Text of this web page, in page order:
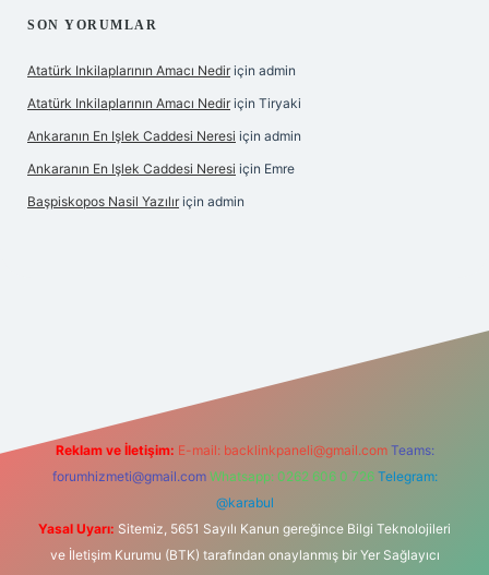
SON YORUMLAR
Atatürk Inkilaplarının Amacı Nedir için admin
Atatürk Inkilaplarının Amacı Nedir için Tiryaki
Ankaranın En Işlek Caddesi Neresi için admin
Ankaranın En Işlek Caddesi Neresi için Emre
Başpiskopos Nasil Yazılır için admin
Reklam ve İletişim: E-mail: backlinkpaneli@gmail.com Teams:
forumhizmeti@gmail.com Whatsapp: 0262 606 0 726 Telegram:
@karabul
Yasal Uyarı: Sitemiz, 5651 Sayılı Kanun gereğince Bilgi Teknolojileri
ve İletişim Kurumu (BTK) tarafından onaylanmış bir Yer Sağlayıcı